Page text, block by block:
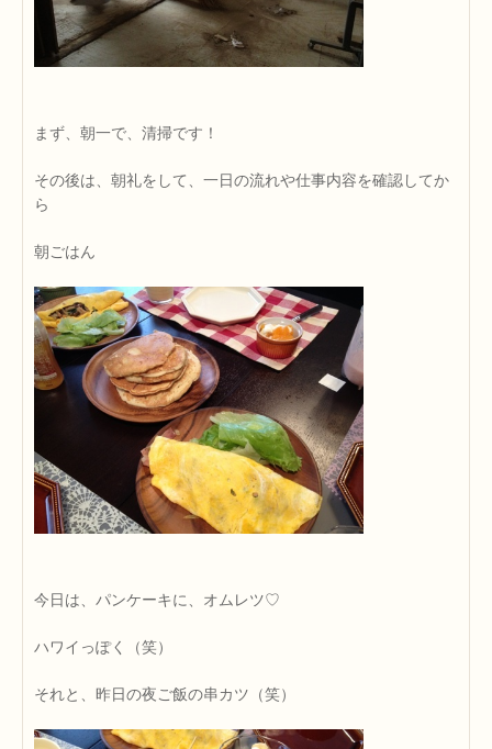
まず、朝一で、清掃です！
その後は、朝礼をして、一日の流れや仕事内容を確認してか
ら
朝ごはん
今日は、パンケーキに、オムレツ♡
ハワイっぽく（笑）
それと、昨日の夜ご飯の串カツ（笑）